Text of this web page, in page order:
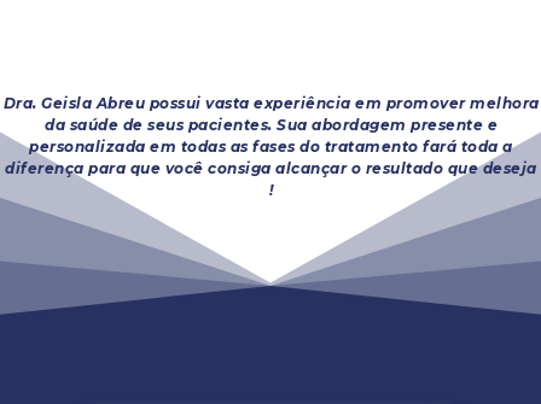
Dra. Geisla Abreu possui vasta experiência em promover melhora
da saúde de seus pacientes. Sua abordagem presente e
personalizada em todas as fases do tratamento fará toda a
diferença para que você consiga alcançar o resultado que deseja
!